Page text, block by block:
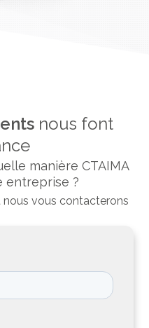
nous font
manière CTAIMA
entreprise ?
vous contacterons